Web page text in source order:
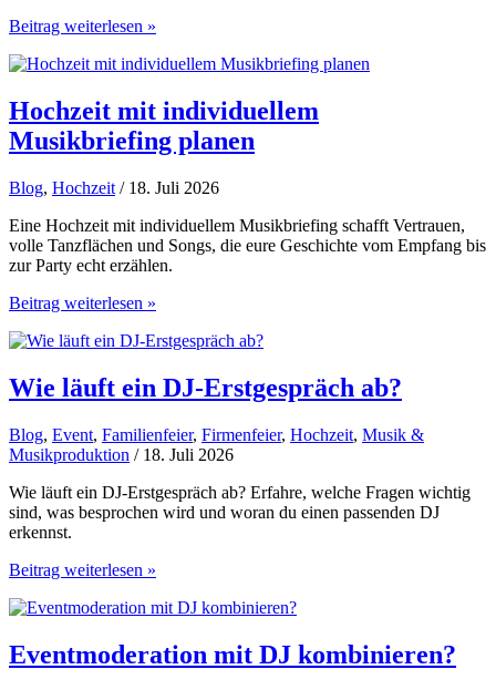
Event-
oder
für
deine
Feier?
Beitrag weiterlesen »
Hochzeit mit individuellem
Musikbriefing planen
Blog, Hochzeit / 18. Juli 2026
Eine Hochzeit mit individuellem Musikbriefing schafft Vertrauen,
volle Tanzflächen und Songs, die eure Geschichte vom Empfang bis
zur Party echt erzählen.
Hochzeit
individuellem
planen
Beitrag weiterlesen »
Wie läuft ein DJ-Erstgespräch ab?
Blog, Event, Familienfeier, Firmenfeier, Hochzeit, Musik &
Musikproduktion / 18. Juli 2026
Wie läuft ein DJ-Erstgespräch ab? Erfahre, welche Fragen wichtig
sind, was besprochen wird und woran du einen passenden DJ
erkennst.
Wie
ein
Erstgespräch
ab?
Beitrag weiterlesen »
Eventmoderation mit DJ kombinieren?